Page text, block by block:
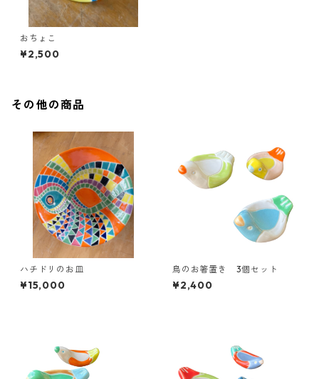
おちょこ
¥2,500
その他の商品
ハチドリのお皿
¥15,000
鳥のお箸置き 3個セット
¥2,400